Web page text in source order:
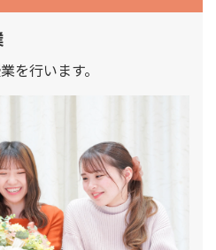
を行います。